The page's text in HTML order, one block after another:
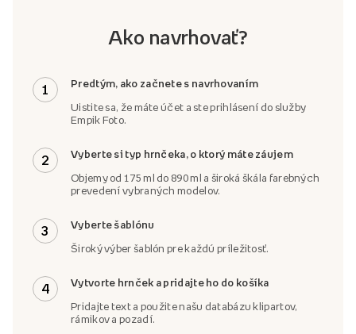
Ako navrhovať?
1 Predtým, ako začnete s navrhovaním
Uistite sa, že máte účet a ste prihlásení do služby
Empik Foto.
2 Vyberte si typ hrnčeka, o ktorý máte záujem
Objemy od 175 ml do 890 ml a široká škála farebných
prevedení vybraných modelov.
3 Vyberte šablónu
Široký výber šablón pre každú príležitosť.
4 Vytvorte hrnček a pridajte ho do košíka
Pridajte text a použite našu databázu klipartov,
rámikov a pozadí.